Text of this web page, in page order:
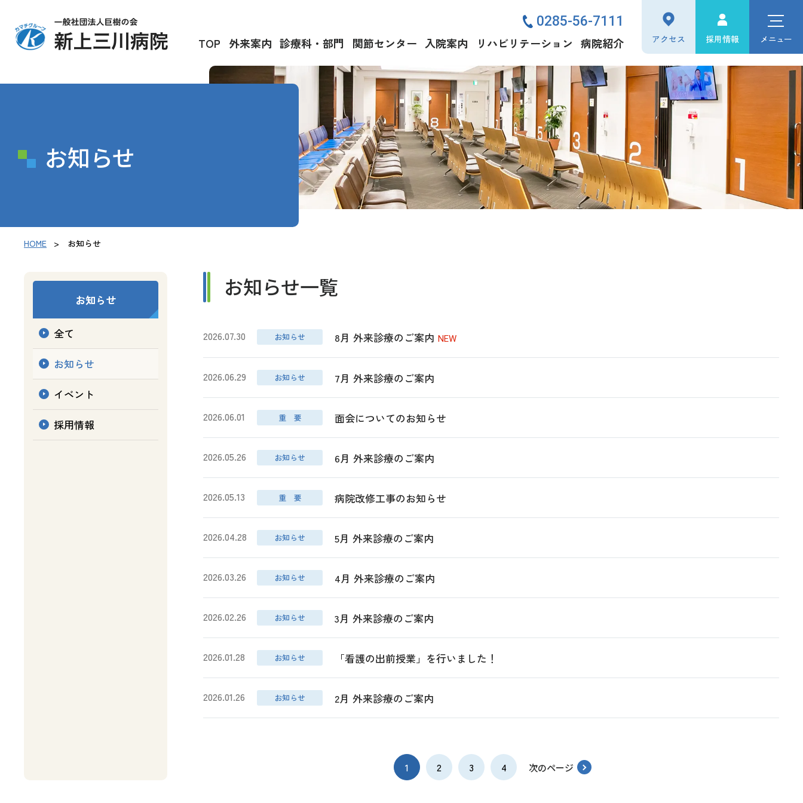
0285-56-7111
TOP 外来案内 診療科・部門 関節センター 入院案内 リハビリテーション 病院紹介 アクセス 採用情報 メニュー
お知らせ
HOME お知らせ
お知らせ一覧
2026.07.30 お知らせ 8月 外来診療のご案内 NEW
2026.06.29 お知らせ 7月 外来診療のご案内
2026.06.01 重 要 面会についてのお知らせ
2026.05.26 お知らせ 6月 外来診療のご案内
2026.05.13 重 要 病院改修工事のお知らせ
2026.04.28 お知らせ 5月 外来診療のご案内
2026.03.26 お知らせ 4月 外来診療のご案内
2026.02.26 お知らせ 3月 外来診療のご案内
2026.01.28 お知らせ 「看護の出前授業」を行いました！
2026.01.26 お知らせ 2月 外来診療のご案内
1 2 3 4 次のページ
お知らせ
全て
お知らせ
イベント
採用情報